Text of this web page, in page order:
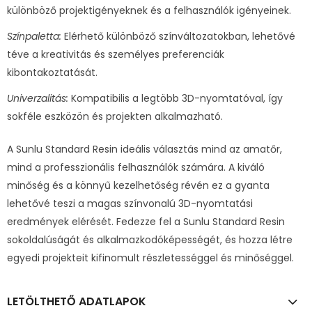
különböző projektigényeknek és a felhasználók igényeinek.
Színpaletta: Elérhető különböző színváltozatokban, lehetővé
téve a kreativitás és személyes preferenciák
kibontakoztatását.
Univerzalitás: Kompatibilis a legtöbb 3D-nyomtatóval, így
sokféle eszközön és projekten alkalmazható.
A Sunlu Standard Resin ideális választás mind az amatőr,
mind a professzionális felhasználók számára. A kiváló
minőség és a könnyű kezelhetőség révén ez a gyanta
lehetővé teszi a magas színvonalú 3D-nyomtatási
eredmények elérését. Fedezze fel a Sunlu Standard Resin
sokoldalúságát és alkalmazkodóképességét, és hozza létre
egyedi projekteit kifinomult részletességgel és minőséggel.
LETÖLTHETŐ ADATLAPOK